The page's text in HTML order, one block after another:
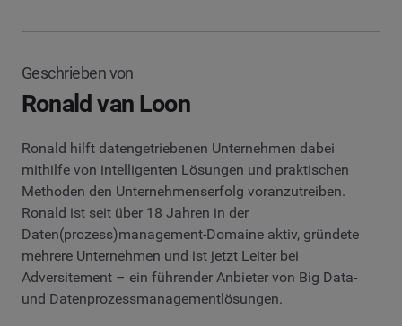
Geschrieben von
Ronald van Loon
Ronald hilft datengetriebenen Unternehmen dabei
mithilfe von intelligenten Lösungen und praktischen
Methoden den Unternehmenserfolg voranzutreiben.
Ronald ist seit über 18 Jahren in der
Daten(prozess)management-Domaine aktiv, gründete
mehrere Unternehmen und ist jetzt Leiter bei
Adversitement – ein führender Anbieter von Big Data-
und Datenprozessmanagementlösungen.